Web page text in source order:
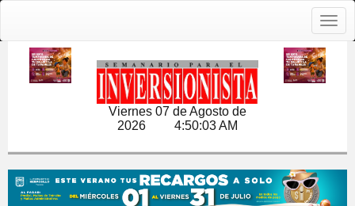
Viernes 07 de Agosto de
2026 4:50:04 AM